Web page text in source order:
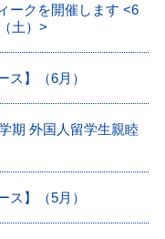
ークを開催します <6
土）>
ス】（6月）
期 外国人留学生親睦
ス】（5月）